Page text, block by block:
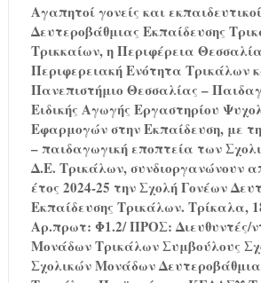
Αγαπητοί γονείς και
Δευτεροβάθμιας Εκπαίδευσης
Τρικκαίων, η Περιφέρεια
Περιφερειακή Ενότητα Τρικάλων
Πανεπιστήμιο Θεσσαλίας –
Ειδικής Αγωγής Εργαστηρίου
Εφαρμογών στην Εκπαίδευση, με
– παιδαγωγική εποπτεία των
Δ.Ε. Τρικάλων, συνδιοργανώνουν
έτος 2024-25 την Σχολή Γονέων
Εκπαίδευσης Τρικάλων. Τρίκαλα,
Αρ.πρωτ: Φ1.2/ ΠΡΟΣ: Διευθυντές/
Μονάδων Τρικάλων Συμβούλους
Σχολικών Μονάδων